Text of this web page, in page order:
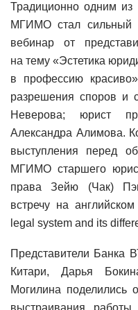
Традиционно одним
МГИМО стал сильный
вебинар от
на тему «Эстетика
в профессию
разрешения споров и
Неверова; юрист
Александра Алимова.
выступления перед
МГИМО старшего
права Зейю (Чак)
встречу на
legal system and its
Представители Банка
Китари, Дарья
Могилина поделились
выстраивания